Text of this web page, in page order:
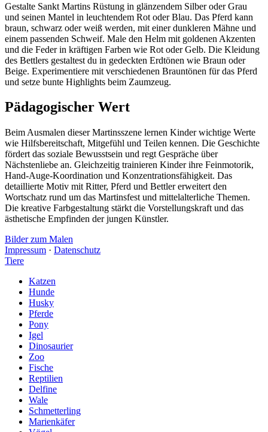
Gestalte Sankt Martins Rüstung in glänzendem Silber oder Grau
und seinen Mantel in leuchtendem Rot oder Blau. Das Pferd kann
braun, schwarz oder weiß werden, mit einer dunkleren Mähne und
einem passenden Schweif. Male den Helm mit goldenen Akzenten
und die Feder in kräftigen Farben wie Rot oder Gelb. Die Kleidung
des Bettlers gestaltest du in gedeckten Erdtönen wie Braun oder
Beige. Experimentiere mit verschiedenen Brauntönen für das Pferd
und setze bunte Highlights beim Zaumzeug.
Pädagogischer Wert
Beim Ausmalen dieser Martinsszene lernen Kinder wichtige Werte
wie Hilfsbereitschaft, Mitgefühl und Teilen kennen. Die Geschichte
fördert das soziale Bewusstsein und regt Gespräche über
Nächstenliebe an. Gleichzeitig trainieren Kinder ihre Feinmotorik,
Hand-Auge-Koordination und Konzentrationsfähigkeit. Das
detaillierte Motiv mit Ritter, Pferd und Bettler erweitert den
Wortschatz rund um das Martinsfest und mittelalterliche Themen.
Die kreative Farbgestaltung stärkt die Vorstellungskraft und das
ästhetische Empfinden der jungen Künstler.
Bilder zum Malen
Impressum · Datenschutz
Tiere
Katzen
Hunde
Husky
Pferde
Pony
Igel
Dinosaurier
Zoo
Fische
Reptilien
Delfine
Wale
Schmetterling
Marienkäfer